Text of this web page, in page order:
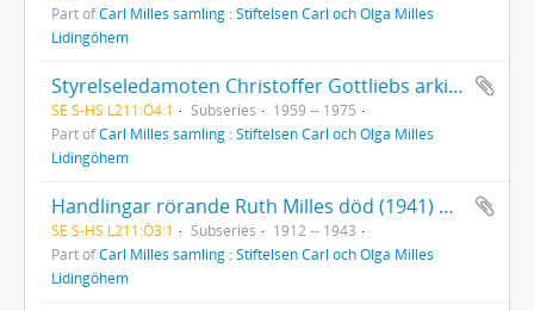
Part ofCarl Milles samling : Stiftelsen Carl och Olga Milles
Lidingöhem
Styrelseledamoten Christoffer Gottliebs arkiv: Styrelseprotokoll.
SE S-HS L211:Ö4:1 Subseries
1959 -- 1975
Part ofCarl Milles samling : Stiftelsen Carl och Olga Milles
Lidingöhem
Handlingar rörande Ruth Milles död (1941) m. m.: testamente, jordfästning. Ruth Milles brev (1912-1932).
SE S-HS L211:Ö3:1 Subseries
1912 -- 1943
Part ofCarl Milles samling : Stiftelsen Carl och Olga Milles
Lidingöhem